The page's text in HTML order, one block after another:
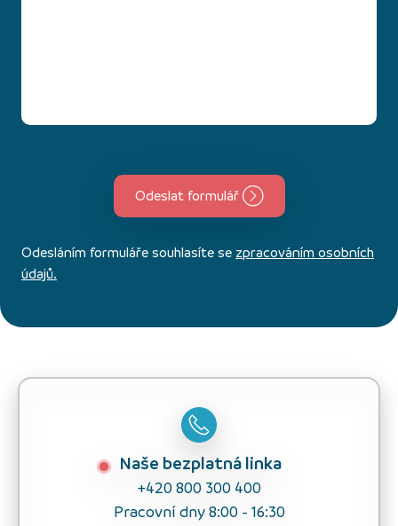
Odeslat formulář
Odesláním formuláře souhlasíte se zpracováním osobních
údajů.
Naše bezplatná linka
+420 800 300 400
Pracovní dny 8:00 - 16:30